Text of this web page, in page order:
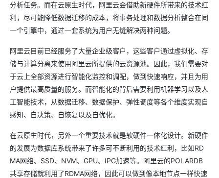
分析任务。而在云原生时代，阿里云会借助新硬件所带来的技术红
利，尽可能降低数据迁移的成本，将事务处理和数据分析整合在同
一个引擎中，通过一套系统为用户无缝解决两种问题。
阿里云目前已经服务了大量企业级客户，这些客户通过虚拟化、存
储与计算分离来使用阿里云所提供的云资源池。因此，我们需要对
于云上全部资源进行智能化监控和调配，做到快速响应，并且为用
户提供最高质量的服务。而智能化的背后需要利用机器学习以及人
工智能技术，从数据迁移、数据保护、弹性调度等各个维度实现自
感知、自决策、自恢复以及自优化。
在云原生时代，另外一个重要技术就是软硬件一体化设计。新硬件
的发展为数据库系统带来了许多可不断利用的技术红利，比如RD
MA网络、SSD、NVM、GPU、IPG加速等。阿里云的POLARDB
共享存储就利用了RDMA网络，因此可以做到像本地节点一样快速